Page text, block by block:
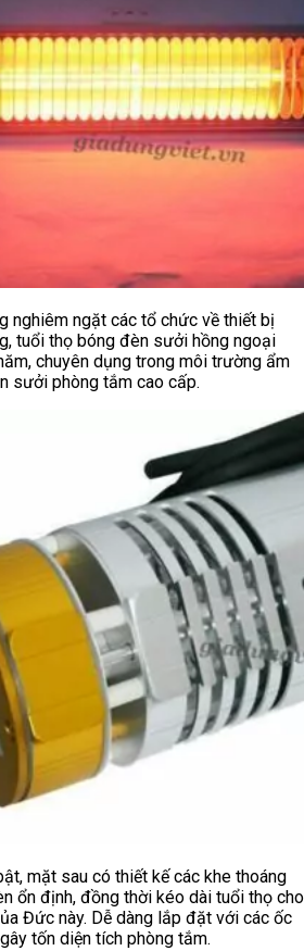
nghiêm ngặt các tổ chức về thiết bị
tuổi thọ bóng đèn sưởi hồng ngoại
chuyên dụng trong môi trường ẩm
sưởi phòng tắm cao cấp.
mặt sau có thiết kế các khe thoáng
ổn định, đồng thời kéo dài tuổi thọ cho
Đức này. Dễ dàng lắp đặt với các ốc
tốn diện tích phòng tắm.